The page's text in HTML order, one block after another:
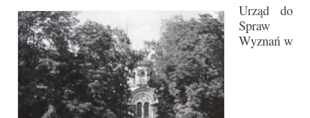
Urząd do
Spraw
Wyznań w